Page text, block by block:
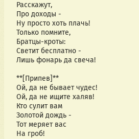
Расскажут,
Про доходы -
Ну просто хоть плачь!
Только помните,
Братцы-кроты:
Светит бесплатно -
Лишь фонарь да свеча!
**[Припев]**
Ой, да не бывает чудес!
Ой, да не ищите халяв!
Кто сулит вам
Золотой дождь -
Тот меряет вас
На гроб!